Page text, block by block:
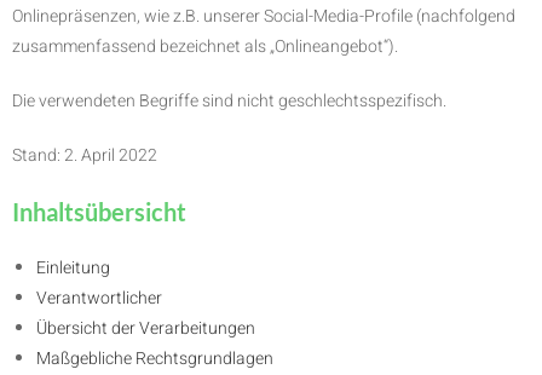
Onlinepräsenzen, wie z.B. unserer Social-Media-Profile (nachfolgend
zusammenfassend bezeichnet als „Onlineangebot“).
Die verwendeten Begriffe sind nicht geschlechtsspezifisch.
Stand: 2. April 2022
Inhaltsübersicht
Einleitung
Verantwortlicher
Übersicht der Verarbeitungen
Maßgebliche Rechtsgrundlagen